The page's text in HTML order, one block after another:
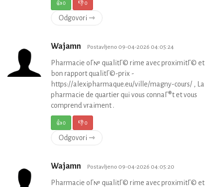
👍0 👎0
Odgovori ⇾
Wajamn Postavljeno 09-04-2026 04:05:24
Pharmacie oГ№ qualitГ© rime avec proximitГ© et
bon rapport qualitГ©-prix -
https://alexipharmaque.eu/ville/magny-cours/ , La
pharmacie de quartier qui vous connaГ®t et vous
comprend vraiment .
👍0 👎0
Odgovori ⇾
Wajamn Postavljeno 09-04-2026 04:05:20
Pharmacie oГ№ qualitГ© rime avec proximitГ© et